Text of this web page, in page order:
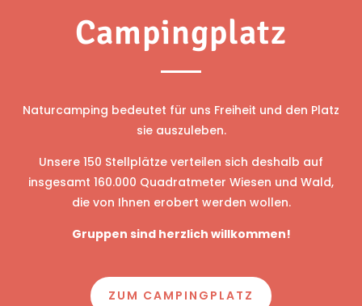
Campingplatz
Naturcamping bedeutet für uns Freiheit und den Platz
sie auszuleben.
Unsere 150 Stellplätze verteilen sich deshalb auf
insgesamt 160.000 Quadratmeter Wiesen und Wald,
die von Ihnen erobert werden wollen.
Gruppen sind herzlich willkommen!
ZUM CAMPINGPLATZ